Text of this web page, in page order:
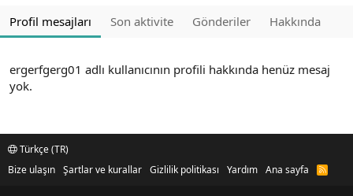
Profil mesajları Son aktivite Gönderiler Hakkında
ergerfgerg01 adlı kullanıcının profili hakkında henüz mesaj
yok.
Türkçe (TR)
Bize ulaşın Şartlar ve kurallar Gizlilik politikası Yardım Ana sayfa
R